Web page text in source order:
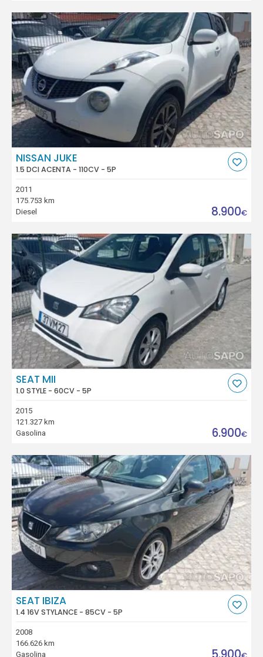
NISSAN JUKE
1.5 DCI ACENTA - 110CV - 5P
2011
175.753 km
Diesel
8.900€
SEAT MII
1.0 STYLE - 60CV - 5P
2015
121.327 km
Gasolina
6.900€
SEAT IBIZA
1.4 16V STYLANCE - 85CV - 5P
2008
166.626 km
Gasolina